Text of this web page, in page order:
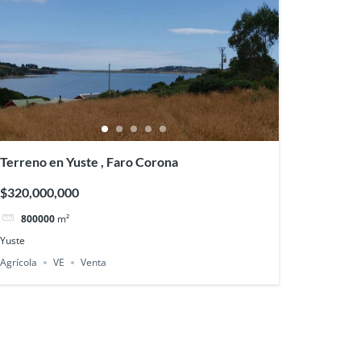
Terreno en Yuste , Faro Corona
$320,000,000
800000 m²
Yuste
Agrícola
VE Venta